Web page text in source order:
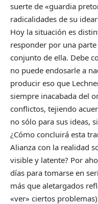
suerte de «guardia
radicalidades de su
Hoy la situación es
responder por una
conjunto de ella. Debe
no puede endosarle a
producir eso que
siempre inacabada del
conflictos, tejiendo
no sólo para sus ideas,
¿Cómo concluirá esta
Alianza con la realidad
visible y latente? Por
días para tomarse en
más que aletargados
«ver» ciertos